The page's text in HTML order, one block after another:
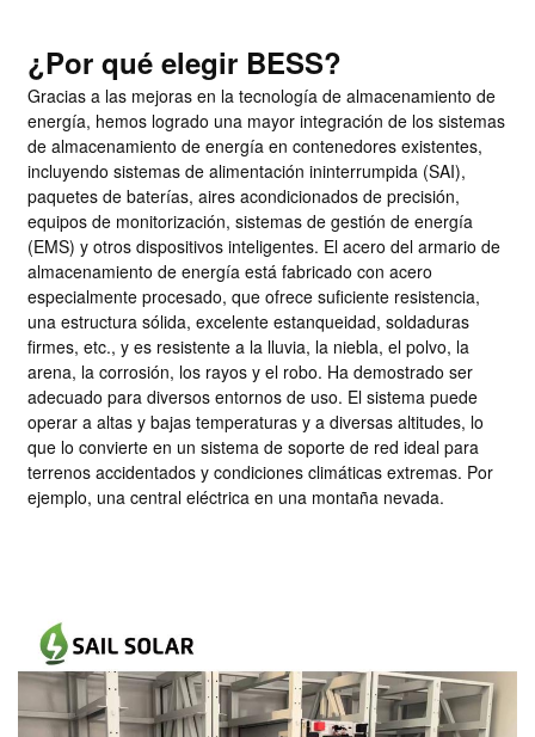
¿Por qué elegir BESS?
Gracias a las mejoras en la tecnología de almacenamiento de
energía, hemos logrado una mayor integración de los sistemas
de almacenamiento de energía en contenedores existentes,
incluyendo sistemas de alimentación ininterrumpida (SAI),
paquetes de baterías, aires acondicionados de precisión,
equipos de monitorización, sistemas de gestión de energía
(EMS) y otros dispositivos inteligentes. El acero del armario de
almacenamiento de energía está fabricado con acero
especialmente procesado, que ofrece suficiente resistencia,
una estructura sólida, excelente estanqueidad, soldaduras
firmes, etc., y es resistente a la lluvia, la niebla, el polvo, la
arena, la corrosión, los rayos y el robo. Ha demostrado ser
adecuado para diversos entornos de uso. El sistema puede
operar a altas y bajas temperaturas y a diversas altitudes, lo
que lo convierte en un sistema de soporte de red ideal para
terrenos accidentados y condiciones climáticas extremas. Por
ejemplo, una central eléctrica en una montaña nevada.